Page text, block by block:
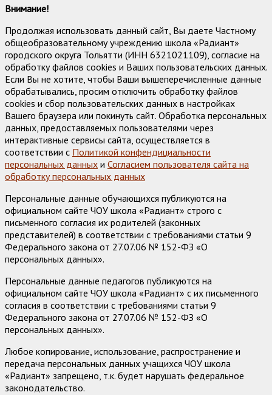
Внимание!
Продолжая использовать данный сайт, Вы даете Частному
общеобразовательному учреждению школа «Радиант»
городского округа Тольятти (ИНН 6321021109), согласие на
обработку файлов cookies и Ваших пользовательских данных.
Если Вы не хотите, чтобы Ваши вышеперечисленные данные
обрабатывались, просим отключить обработку файлов
cookies и сбор пользовательских данных в настройках
Вашего браузера или покинуть сайт. Обработка персональных
данных, предоставляемых пользователями через
интерактивные сервисы сайта, осуществляется в
соответствии с Политикой конфендициальности
персональных данных и Согласием пользователя сайта на
обработку персональных данных
Персональные данные обучающихся публикуются на
официальном сайте ЧОУ школа «Радиант» строго с
письменного согласия их родителей (законных
представителей) в соответствии с требованиями статьи 9
Федерального закона от 27.07.06 № 152-ФЗ «О
персональных данных».
Персональные данные педагогов публикуются на
официальном сайте ЧОУ школа «Радиант» с их письменного
согласия в соответствии с требованиями статьи 9
Федерального закона от 27.07.06 № 152-ФЗ «О
персональных данных».
Любое копирование, использование, распространение и
передача персональных данных учащихся ЧОУ школа
«Радиант» запрещено, т.к. будет нарушать федеральное
законодательство.